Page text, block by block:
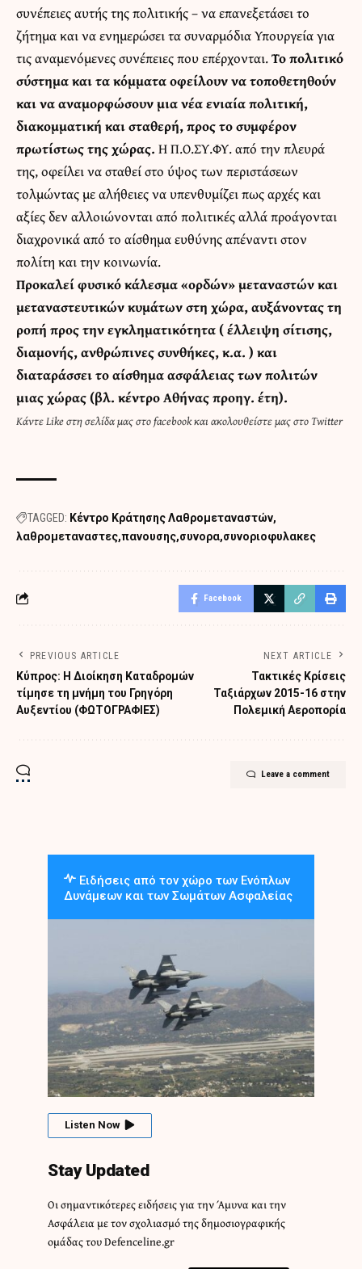
συνέπειες αυτής της πολιτικής – να επανεξετάσει το
ζήτημα και να ενημερώσει τα συναρμόδια Υπουργεία για
τις αναμενόμενες συνέπειες που επέρχονται.Το πολιτικό
σύστημα και τα κόμματα οφείλουν να τοποθετηθούν
και να αναμορφώσουν μια νέα ενιαία πολιτική,
διακομματική και σταθερή, προς το συμφέρον
πρωτίστως της χώρας. Η Π.Ο.ΣΥ.ΦΥ. από την πλευρά
της, οφείλει να σταθεί στο ύψος των περιστάσεων
τολμώντας με αλήθειες να υπενθυμίζει πως αρχές και
αξίες δεν αλλοιώνονται από πολιτικές αλλά προάγονται
διαχρονικά από το αίσθημα ευθύνης απέναντι στον
πολίτη και την κοινωνία.
Προκαλεί φυσικό κάλεσμα «ορδών» μεταναστών και
μεταναστευτικών κυμάτων στη χώρα, αυξάνοντας τη
ροπή προς την εγκληματικότητα ( έλλειψη σίτισης,
διαμονής, ανθρώπινες συνθήκες, κ.α. ) και
διαταράσσει το αίσθημα ασφάλειας των πολιτών
μιας χώρας (βλ. κέντρο Αθήνας προηγ. έτη).
ΚάντεLike στη σελίδα μας στο facebookκαιακολουθείστε μας στο Twitter
TAGGED: Κέντρο Κράτησης Λαθρομεταναστών
λαθρομεταναστες πανουσης συνορα συνοριοφυλακες
Facebook
PREVIOUS ARTICLE
Κύπρος: Η Διοίκηση Καταδρομών
τίμησε τη μνήμη του Γρηγόρη
Αυξεντίου (ΦΩΤΟΓΡΑΦΙΕΣ)
NEXT ARTICLE
Τακτικές Κρίσεις
Ταξιάρχων 2015-16 στην
Πολεμική Αεροπορία
Leave a comment
Ειδήσεις από τον χώρο των Ενόπλων
Δυνάμεων και των Σωμάτων Ασφαλείας
Listen Now
Stay Updated
Οι σημαντικότερες ειδήσεις για την Άμυνα και την
Ασφάλεια με τον σχολιασμό της δημοσιογραφικής
ομάδας του Defenceline.gr